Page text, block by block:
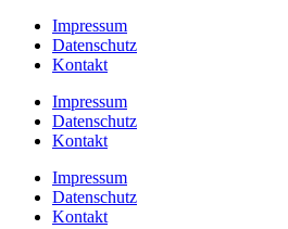
Impressum
Datenschutz
Kontakt
Impressum
Datenschutz
Kontakt
Impressum
Datenschutz
Kontakt